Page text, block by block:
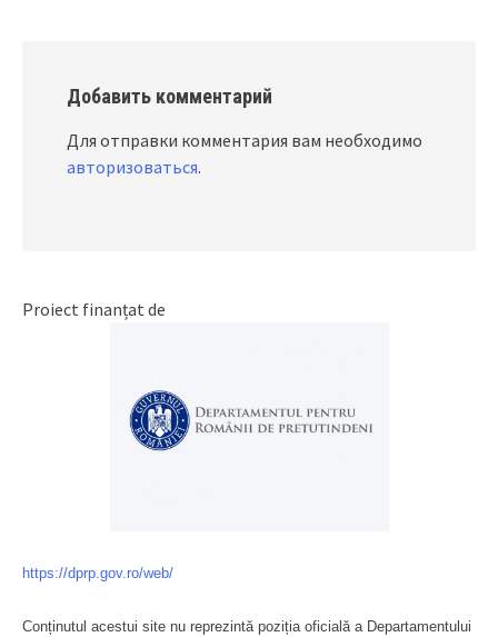
Добавить комментарий
Для отправки комментария вам необходимо
авторизоваться.
Proiect finanțat de
https://dprp.gov.ro/web/
Conținutul acestui site nu reprezintă poziția oficială a Departamentului